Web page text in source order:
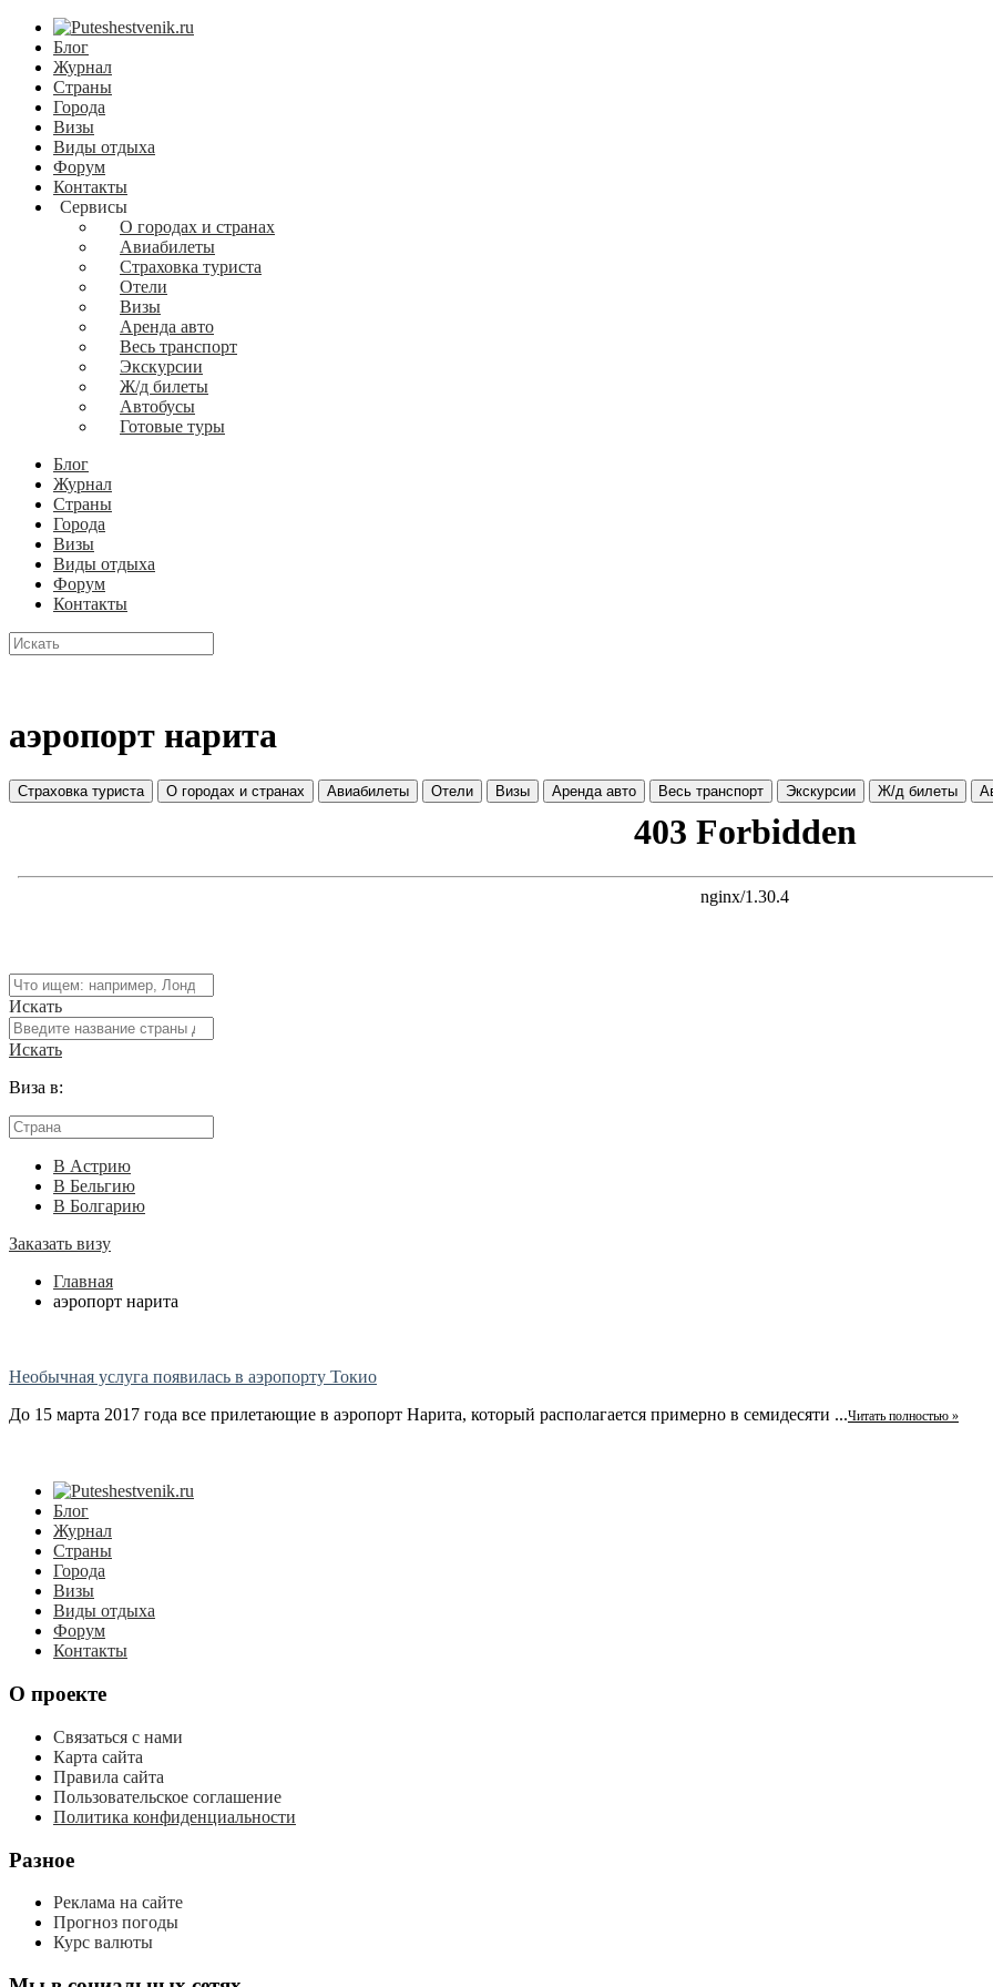
Блог
Журнал
Страны
Города
Визы
Виды отдыха
Форум
Контакты
Сервисы
О городах и странах
Авиабилеты
Страховка туриста
Отели
Визы
Аренда авто
Весь транспорт
Экскурсии
Ж/д билеты
Автобусы
Готовые туры
Блог
Журнал
Страны
Города
Визы
Виды отдыха
Форум
Контакты
аэропорт нарита
Страховка туриста О городах и странах Авиабилеты Отели Визы Аренда авто Весь транспорт Экскурсии Ж/д билеты
Искать
Искать
Виза в:
В Астрию
В Бельгию
В Болгарию
Заказать визу
Главная
аэропорт нарита
Необычная услуга появилась в аэропорту Токио
До 15 марта 2017 года все прилетающие в аэропорт Нарита, который располагается примерно в семидесяти ...Читать полностью »
Блог
Журнал
Страны
Города
Визы
Виды отдыха
Форум
Контакты
О проекте
Связаться с нами
Карта сайта
Правила сайта
Пользовательское соглашение
Политика конфиденциальности
Разное
Реклама на сайте
Прогноз погоды
Курс валюты